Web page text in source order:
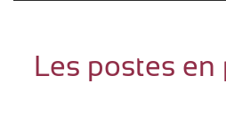
Les postes